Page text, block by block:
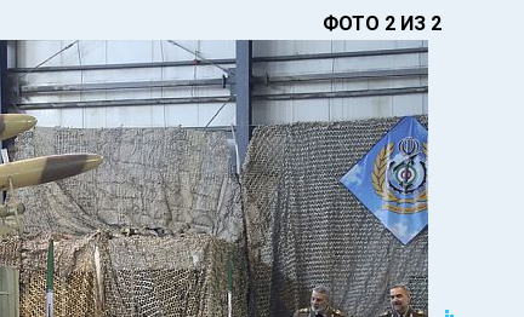
ФОТО 2 ИЗ 2